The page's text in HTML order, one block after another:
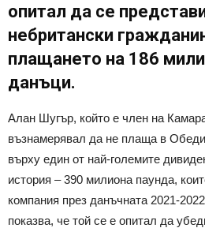
опитал да се
небритански
плащането на 186
данъци.
Алан Шугър, който е член на
възнамерявал да не плаща в
върху един от най-големите
история – 390 милиона паунда,
компания през данъчната 2021-
показва, че той се е опитал да